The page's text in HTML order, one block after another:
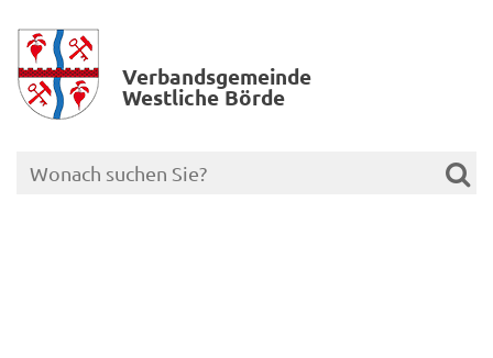
Verbands­gemeinde
Westliche Börde